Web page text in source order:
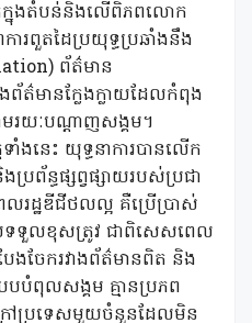
ក្នុងតំបន់និងលើពិភពលោក
ពួតដៃប្រយុទ្ធប្រឆាំងនឹង
ព័ត៌មាន
ត៌មានក្លែងក្លាយដែលកំពុង
មរយៈបណ្តាញសង្គម។
ាំងនេះ យុទ្ធនាការបានលើក
ប្រព័ន្ធផ្សព្វផ្សាយរបស់ប្រជា
លរដ្ឋឌីជីថលល្អ គឺប្រើប្រាស់
ទទួលខុសត្រូវ ជាពិសេសពេល
ងចែករវាងព័ត៌មានពិត និង
បបំពុលសង្គម គ្មានប្រភព
ៅប្រទេសមួយចំនួនដែលមិន